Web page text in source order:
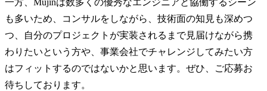
一方、Mujinは数多くの優秀なエンジニアと協働するシーン
も多いため、コンサルをしながら、技術面の知見も深めつ
つ、自分のプロジェクトが実装されるまで見届けながら携
わりたいという方や、事業会社でチャレンジしてみたい方
はフィットするのではないかと思います。ぜひ、ご応募お
待ちしております。